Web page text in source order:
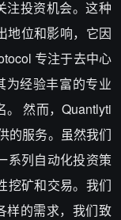
注投资机会。这种
地位和影响，它因
专注于去中心
为经验丰富的专业
。 然而，Quantlyti
的服务。虽然我们
系列自动化投资策
挖矿和交易。我们
样的需求，我们致